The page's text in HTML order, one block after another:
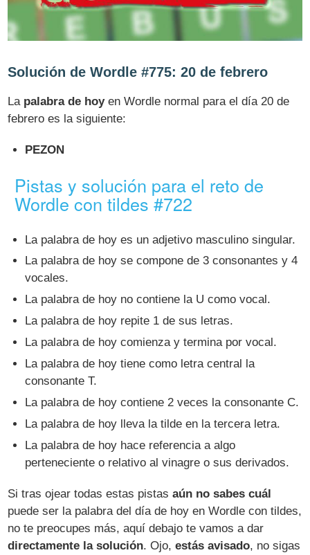
Solución de Wordle #775: 20 de febrero
La palabra de hoyen Wordle normal para el día 20 de
febrero es la siguiente:
PEZON
Pistas y solución para el reto de
Wordle con tildes #722
La palabra de hoy es un adjetivo masculino singular.
La palabra de hoy se compone de 3 consonantes y 4
vocales.
La palabra de hoy no contiene la U como vocal.
La palabra de hoy repite 1 de sus letras.
La palabra de hoy comienza y termina por vocal.
La palabra de hoy tiene como letra central la
consonante T.
La palabra de hoy contiene 2 veces la consonante C.
La palabra de hoy lleva la tilde en la tercera letra.
La palabra de hoy hace referencia a algo
perteneciente o relativo al vinagre o sus derivados.
Si tras ojear todas estas pistasaún no sabes cuál
puede ser la palabra del día de hoy en Wordle con tildes,
no te preocupes más, aquí debajo te vamos a dar
directamente la solución. Ojo,estás avisado, no sigas